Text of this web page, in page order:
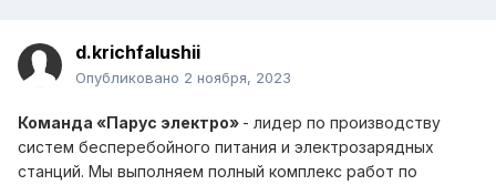
d.krichfalushii
Опубликовано 2 ноября, 2023
Команда «Парус электро» - лидер по производству
систем бесперебойного питания и электрозарядных
станций. Мы выполняем полный комплекс работ по